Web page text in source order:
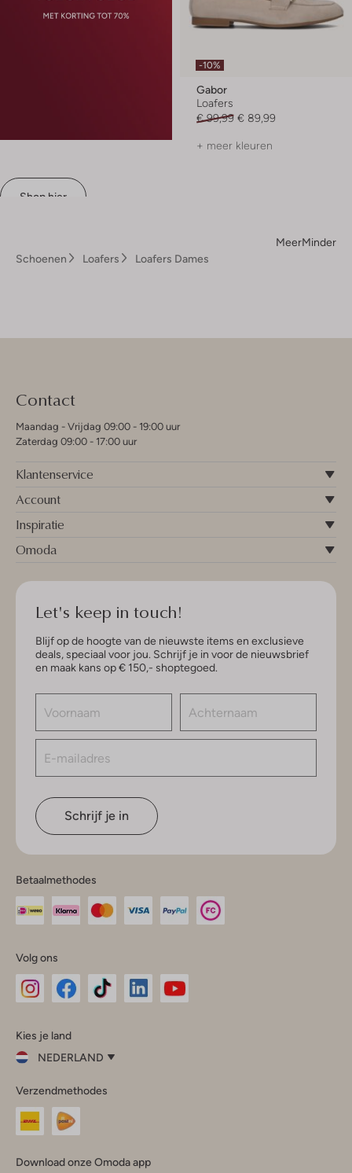
Shop hier
-10%
Gabor
Loafers
€ 99,99 € 89,99
+ meer kleuren
MeerMinder
Schoenen
Loafers Loafers Dames
Contact
Maandag - Vrijdag 09:00 - 19:00 uur
Zaterdag 09:00 - 17:00 uur
Klantenservice
Account
Inspiratie
Omoda
Let's keep in touch!
Blijf op de hoogte van de nieuwste items en exclusieve
deals, speciaal voor jou. Schrijf je in voor de nieuwsbrief
en maak kans op € 150,- shoptegoed.
Schrijf je in
Betaalmethodes
Volg ons
InstagramFacebook
Kies je land
NEDERLAND
je
land
Nederland
Verzendmethodes
Download onze Omoda app